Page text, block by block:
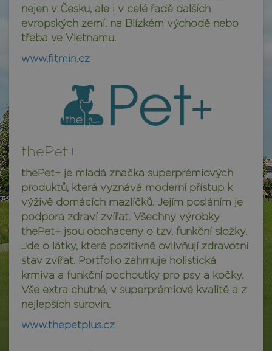
nejen v Česku, ale i v celé řadě dalších
evropských zemí, na Blízkém východě nebo
třeba ve Vietnamu.
www.fitmin.cz
thePet+
thePet+ je mladá značka superprémiových
produktů, která vyznává moderní přístup k
výživě domácích mazlíčků. Jejím posláním je
podpora zdraví zvířat. Všechny výrobky
thePet+ jsou obohaceny o tzv. funkční složky.
Jde o látky, které pozitivně ovlivňují zdravotní
stav zvířat. Portfolio zahrnuje holistická
krmiva a funkční pochoutky pro psy a kočky.
Vše extra chutné, v superprémiové kvalitě a z
nejlepších surovin.
www.thepetplus.cz